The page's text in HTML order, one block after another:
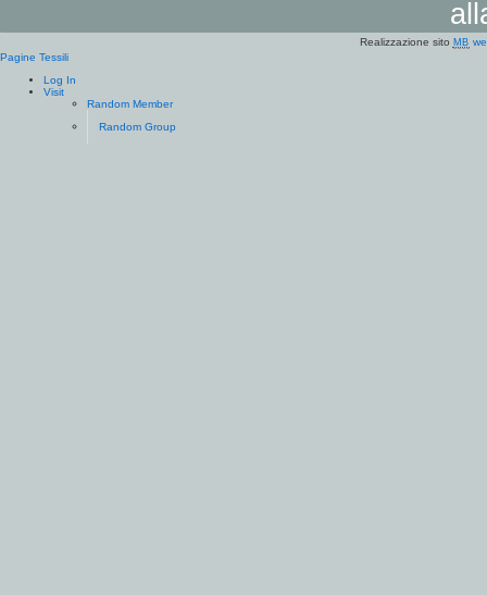
Realizzazione sito MB
Pagine Tessili
Log In
Visit
Random Member
Random Group